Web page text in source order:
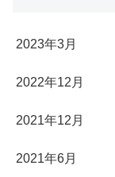
2023年3月
2022年12月
2021年12月
2021年6月